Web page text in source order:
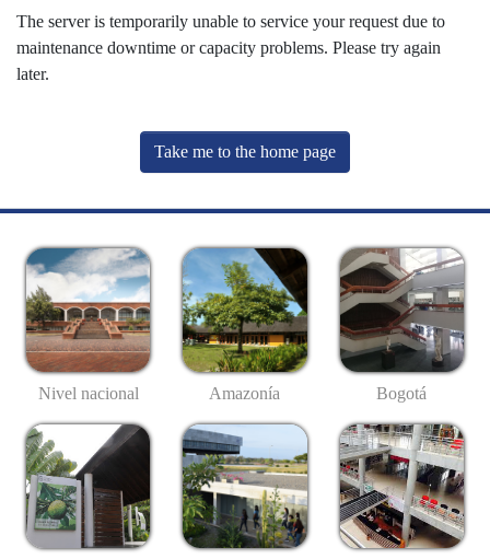
The server is temporarily unable to service your request due to
maintenance downtime or capacity problems. Please try again
later.
Take me to the home page
Nivel nacional Amazonía Bogotá